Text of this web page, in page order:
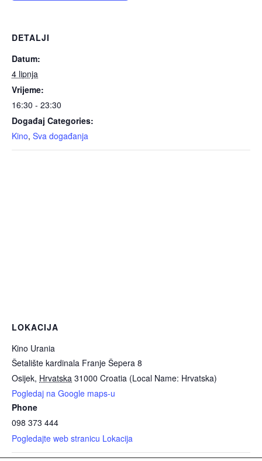
DETALJI
Datum:
4 lipnja
Vrijeme:
16:30 - 23:30
Događaj Categories:
Kino, Sva događanja
LOKACIJA
Kino Urania
Šetalište kardinala Franje Šepera 8
Osijek, Hrvatska 31000 Croatia (Local Name: Hrvatska)
Pogledaj na Google maps-u
Phone
098 373 444
Pogledajte web stranicu Lokacija